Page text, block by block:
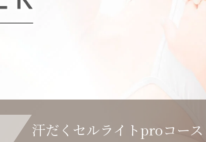
』 モデル美脚ブーストコース
オーダーセレクト美痩身コース
汗だくセルライトproコース
花嫁トータルビューティーコ
する』 メンズエステなら